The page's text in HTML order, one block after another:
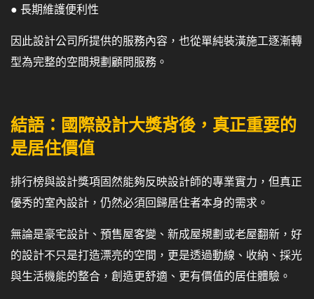
● 長期維護便利性
因此設計公司所提供的服務內容，也從單純裝潢施工逐漸轉
型為完整的空間規劃顧問服務。
結語：國際設計大獎背後，真正重要的
是居住價值
排行榜與設計獎項固然能夠反映設計師的專業實力，但真正
優秀的室內設計，仍然必須回歸居住者本身的需求。
無論是豪宅設計、預售屋客變、新成屋規劃或老屋翻新，好
的設計不只是打造漂亮的空間，更是透過動線、收納、採光
與生活機能的整合，創造更舒適、更有價值的居住體驗。